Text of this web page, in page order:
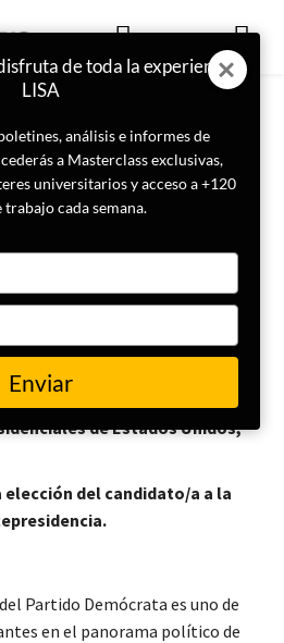
saber sobre la
del Partido
se celebra el verano previo
de Estados Unidos,
del candidato/a a la
Partido Demócrata es uno de
en el panorama político de
de toda la experiencia
LISA
análisis e informes de
a Masterclass exclusivas,
universitarios y acceso a +120
trabajo cada semana.
Enviar